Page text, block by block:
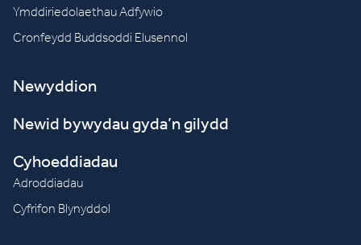
Ymddiriedolaethau Adfywio
Cronfeydd Buddsoddi Elusennol
Newyddion
Newid bywydau gyda’n gilydd
Cyhoeddiadau
Adroddiadau
Cyfrifon Blynyddol